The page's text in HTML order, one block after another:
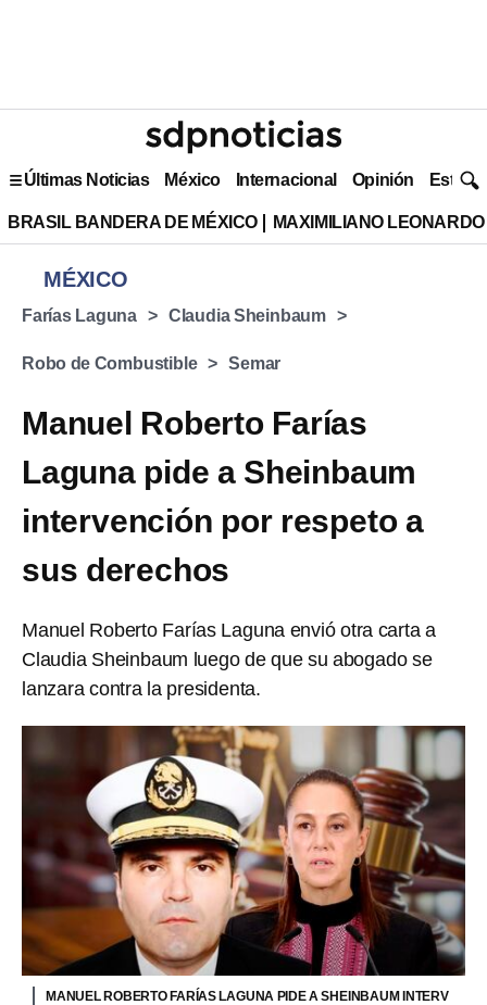
Últimas Noticias México Internacional Opinión Estilo
BRASIL BANDERA DE MÉXICO MAXIMILIANO
MÉXICO
Farías Laguna Claudia Sheinbaum
Robo de Combustible Semar
Manuel Roberto Farías
Laguna pide a Sheinbaum
intervención por respeto a
sus derechos
Manuel Roberto Farías Laguna envió otra carta a
Claudia Sheinbaum luego de que su abogado se
lanzara contra la presidenta.
MANUEL ROBERTO FARÍAS LAGUNA PIDE A SHEINBAUM INTERV